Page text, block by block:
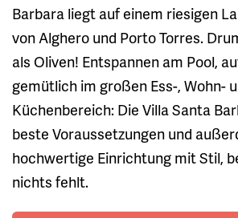
Barbara liegt auf einem riesigen
von Alghero und Porto Torres.
als Oliven! Entspannen am Pool,
gemütlich im großen Ess-, Wohn-
Küchenbereich: Die Villa Santa
beste Voraussetzungen und
hochwertige Einrichtung mit Stil,
nichts fehlt.